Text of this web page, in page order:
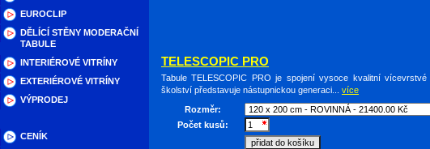
EUROCLIP
DĚLÍCÍ STĚNY MODERAČNÍ
TABULE
INTERIÉROVÉ VITRÍNY
EXTERIÉROVÉ VITRÍNY
VÝPRODEJ
CENÍK
TELESCOPIC PRO
Tabule TELESCOPIC PRO je spojení vysoce kvalitní
školství představuje nástupnickou generaci... více
Rozměr:
Počet kusů: